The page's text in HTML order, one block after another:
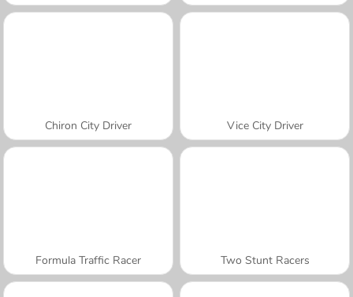
Chiron City Driver Vice City Driver
Formula Traffic Racer Two Stunt Racers